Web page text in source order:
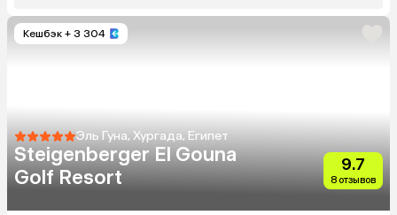
Кешбэк + 3 304
Эль Гуна, Хургада, Египет
Steigenberger El Gouna
Golf Resort
9.7
8 отзывов